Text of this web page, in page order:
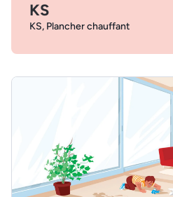
KS
KS, Plancher chauffant